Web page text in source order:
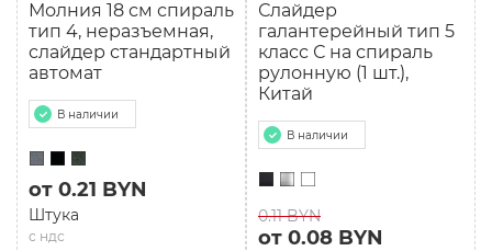
Молния 18 см спираль
тип 4, неразъемная,
слайдер стандартный
автомат
В наличии
с ндс
от 0.21 BYN
Штука
Слайдер
галантерейный тип 5
класс С на спираль
рулонную (1 шт.),
Китай
В наличии
0.11 BYN
от 0.08 BYN